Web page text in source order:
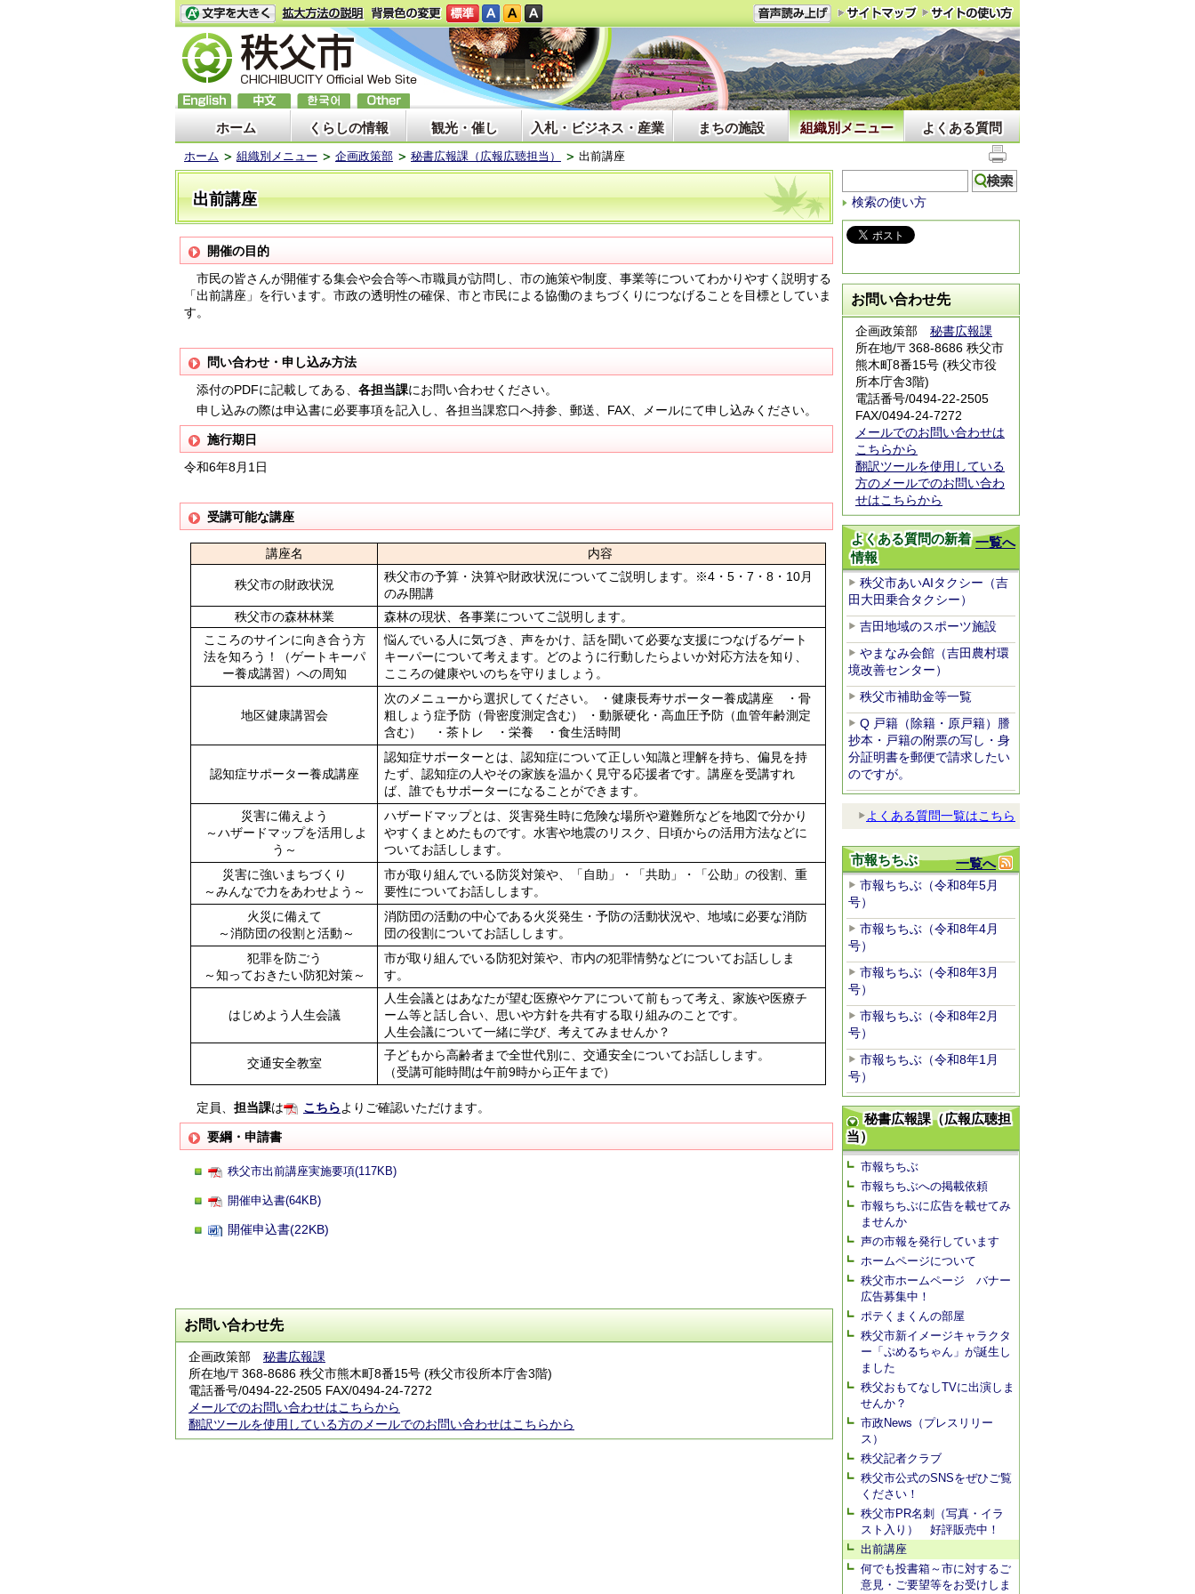
ホーム くらしの情報 観光・催し 入札・ビジネス・産業 まちの施設 組織別メニュー よくある質問
ホーム 組織別メニュー 企画政策部 秘書広報課（広報広聴担当） 出前講座
出前講座
開催の目的
市民の皆さんが開催する集会や会合等へ市職員が訪問し、市の施策や制度、事業等についてわかりやすく説明する
「出前講座」を行います。市政の透明性の確保、市と市民による協働のまちづくりにつなげることを目標としていま
す。
問い合わせ・申し込み方法
添付のPDFに記載してある、 各担当課にお問い合わせください。
申し込みの際は申込書に必要事項を記入し、各担当課窓口へ持参、郵送、FAX、メールにて申し込みください。
施行期日
令和6年8月1日
受講可能な講座
講座名 内容
秩父市の財政状況
秩父市の予算・決算や財政状況についてご説明します。※4・5・7・8・10月
のみ開講
秩父市の森林林業
森林の現状、各事業についてご説明します。
こころのサインに向き合う方
法を知ろう！（ゲートキーパ
ー養成講習） への周知
悩んでいる人に気づき、声をかけ、話を聞いて必要な支援につなげるゲート
キーパーについて考えます。どのように行動したらよいか対応方法を知り、
こころの健康やいのちを守りましょう。
地区健康講習会
次のメニューから選択してください。 ・健康長寿サポーター養成講座 ・骨
粗しょう症予防（骨密度測定含む） ・動脈硬化・高血圧予防（血管年齢測定
含む） ・茶トレ ・栄養 ・食生活時間
認知症サポーター養成講座
認知症サポーターとは、認知症について正しい知識と理解を持ち、偏見を持
たず、認知症の人やその家族を温かく見守る応援者です。講座を受講すれ
ば、誰でもサポーターになることができます。
災害に備えよう
～ハザードマップを活用しよ
う～
ハザードマップとは、災害発生時に危険な場所や避難所などを地図で分かり
やすくまとめたものです。水害や地震のリスク、日頃からの活用方法などに
ついてお話しします。
災害に強いまちづくり
～みんなで力をあわせよう～
市が取り組んでいる防災対策や、「自助」・「共助」・「公助」の役割、重
要性についてお話しします。
火災に備えて
～消防団の役割と活動～
消防団の活動の中心である火災発生・予防の活動状況や、地域に必要な消防
団の役割についてお話しします。
犯罪を防ごう
～知っておきたい防犯対策～
市が取り組んでいる防犯対策や、市内の犯罪情勢などについてお話ししま
す。
はじめよう人生会議
人生会議とはあなたが望む医療やケアについて前もって考え、家族や医療チ
ーム等と話し合い、思いや方針を共有する取り組みのことです。
人生会議について一緒に学び、考えてみませんか？
交通安全教室
子どもから高齢者まで全世代別に、交通安全についてお話しします。
（受講可能時間は午前9時から正午まで）
定員、 担当課は こちらよりご確認いただけます。
要綱・申請書
秩父市出前講座実施要項(117KB)
開催申込書(64KB)
開催申込書(22KB)
お問い合わせ先
企画政策部 秘書広報課
所在地/〒368-8686 秩父市熊木町8番15号 (秩父市役所本庁舎3階)
電話番号/0494-22-2505 FAX/0494-24-7272
メールでのお問い合わせはこちらから
翻訳ツールを使用している方のメールでのお問い合わせはこちらから
検索の使い方
お問い合わせ先
企画政策部 秘書広報課
所在地/〒368-8686 秩父市
熊木町8番15号 (秩父市役
所本庁舎3階)
電話番号/0494-22-2505
FAX/0494-24-7272
メールでのお問い合わせは
こちらから
翻訳ツールを使用している
方のメールでのお問い合わ
せはこちらから
一覧へ
よくある質問の新着
情報
秩父市あいAIタクシー（吉
田大田乗合タクシー）
吉田地域のスポーツ施設
やまなみ会館（吉田農村環
境改善センター）
秩父市補助金等一覧
Q 戸籍（除籍・原戸籍）謄
抄本・戸籍の附票の写し・身
分証明書を郵便で請求したい
のですが。
よくある質問一覧はこちら
一覧へ
市報ちちぶ
市報ちちぶ（令和8年5月
号）
市報ちちぶ（令和8年4月
号）
市報ちちぶ（令和8年3月
号）
市報ちちぶ（令和8年2月
号）
市報ちちぶ（令和8年1月
号）
秘書広報課（広報広聴担
当）
市報ちちぶ
市報ちちぶへの掲載依頼
市報ちちぶに広告を載せてみ
ませんか
声の市報を発行しています
ホームページについて
秩父市ホームページ バナー
広告募集中！
ポテくまくんの部屋
秩父市新イメージキャラクタ
ー「ぷめるちゃん」が誕生し
ました
秩父おもてなしTVに出演しま
せんか？
市政News（プレスリリー
ス）
秩父記者クラブ
秩父市公式のSNSをぜひご覧
ください！
秩父市PR名刺（写真・イラ
スト入り） 好評販売中！
出前講座
何でも投書箱～市に対するご
意見・ご要望等をお受けしま